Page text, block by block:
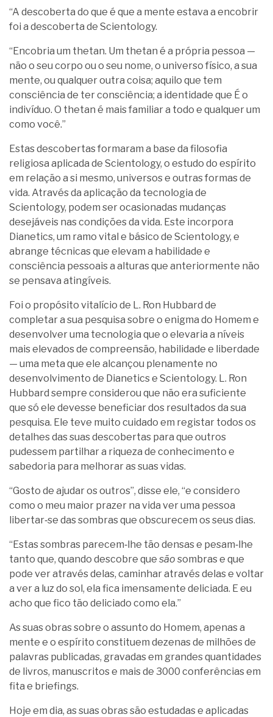
“A descoberta do que é que a mente estava a encobrir
foi a descoberta de Scientology.
“Encobria um thetan. Um thetan é a própria pessoa —
não o seu corpo ou o seu nome, o universo físico, a sua
mente, ou qualquer outra coisa; aquilo que tem
consciência de ter consciência; a identidade que É o
indivíduo. O thetan é mais familiar a todo e qualquer um
como você.”
Estas descobertas formaram a base da filosofia
religiosa aplicada de Scientology, o estudo do espírito
em relação a si mesmo, universos e outras formas de
vida. Através da aplicação da tecnologia de
Scientology, podem ser ocasionadas mudanças
desejáveis nas condições da vida. Este incorpora
Dianetics, um ramo vital e básico de Scientology, e
abrange técnicas que elevam a habilidade e
consciência pessoais a alturas que anteriormente não
se pensava atingíveis.
Foi o propósito vitalício de L. Ron Hubbard de
completar a sua pesquisa sobre o enigma do Homem e
desenvolver uma tecnologia que o elevaria a níveis
mais elevados de compreensão, habilidade e liberdade
— uma meta que ele alcançou plenamente no
desenvolvimento de Dianetics e Scientology. L. Ron
Hubbard sempre considerou que não era suficiente
que só ele devesse beneficiar dos resultados da sua
pesquisa. Ele teve muito cuidado em registar todos os
detalhes das suas descobertas para que outros
pudessem partilhar a riqueza de conhecimento e
sabedoria para melhorar as suas vidas.
“Gosto de ajudar os outros”, disse ele, “e considero
como o meu maior prazer na vida ver uma pessoa
libertar‑se das sombras que obscurecem os seus dias.
“Estas sombras parecem‑lhe tão densas e pesam‑lhe
tanto que, quando descobre que são sombras e que
pode ver através delas, caminhar através delas e voltar
a ver a luz do sol, ela fica imensamente deliciada. E eu
acho que fico tão deliciado como ela.”
As suas obras sobre o assunto do Homem, apenas a
mente e o espírito constituem dezenas de milhões de
palavras publicadas, gravadas em grandes quantidades
de livros, manuscritos e mais de 3000 conferências em
fita e briefings.
Hoje em dia, as suas obras são estudadas e aplicadas